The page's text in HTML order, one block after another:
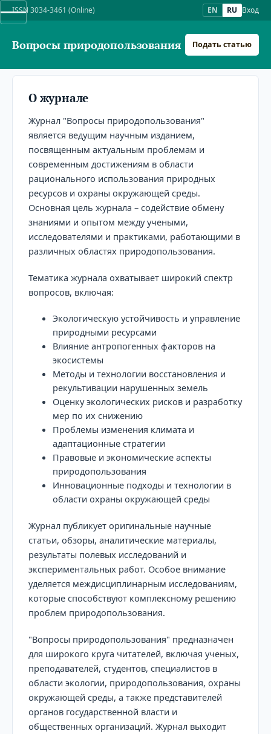
ISSN 3034-3461 (Online) EN RU Вход
Вопросы природопользования Подать статью
О журнале
Журнал "Вопросы природопользования"
является ведущим научным изданием,
посвященным актуальным проблемам и
современным достижениям в области
рационального использования природных
ресурсов и охраны окружающей среды.
Основная цель журнала – содействие обмену
знаниями и опытом между учеными,
исследователями и практиками, работающими в
различных областях природопользования.
Тематика журнала охватывает широкий спектр
вопросов, включая:
Экологическую устойчивость и управление
природными ресурсами
Влияние антропогенных факторов на
экосистемы
Методы и технологии восстановления и
рекультивации нарушенных земель
Оценку экологических рисков и разработку
мер по их снижению
Проблемы изменения климата и
адаптационные стратегии
Правовые и экономические аспекты
природопользования
Инновационные подходы и технологии в
области охраны окружающей среды
Журнал публикует оригинальные научные
статьи, обзоры, аналитические материалы,
результаты полевых исследований и
экспериментальных работ. Особое внимание
уделяется междисциплинарным исследованиям,
которые способствуют комплексному решению
проблем природопользования.
"Вопросы природопользования" предназначен
для широкого круга читателей, включая ученых,
преподавателей, студентов, специалистов в
области экологии, природопользования, охраны
окружающей среды, а также представителей
органов государственной власти и
общественных организаций. Журнал выходит